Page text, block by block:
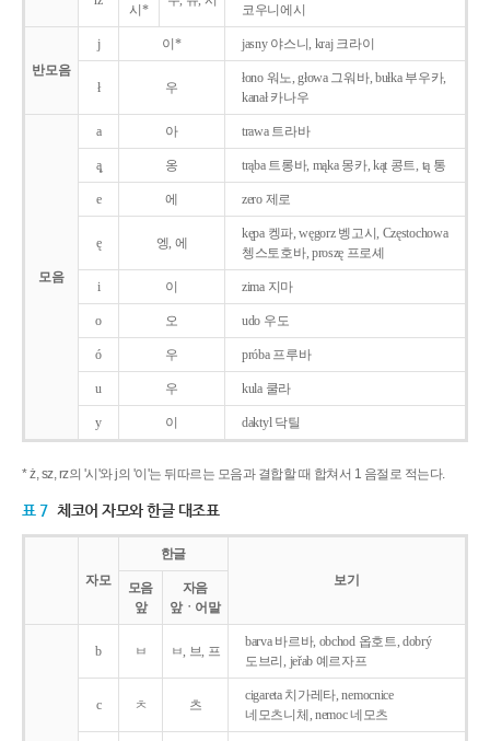
시*
코우니에시
반모음
j 이* jasny 야스니, kraj 크라이
ł 우
łono 워노, głowa 그워바, bułka 부우카,
kanał 카나우
모음
a 아 trawa 트라바
ą̨ 옹 trąba 트롱바, mąka 몽카, kąt 콩트, tą 통
e 에 zero 제로
ę 엥, 에
kępa 켕파, węgorz 벵고시, Częstochowa
쳉스토호바, proszę 프로셰
i 이 zima 지마
o 오 udo 우도
ó 우 próba 프루바
u 우 kula 쿨라
y 이 daktyl 닥틸
* ż, sz, rz의 '시'와 j의 '이'는 뒤따르는 모음과 결합할 때 합쳐서 1 음절로 적는다.
표 7 체코어 자모와 한글 대조표
자모
한글
보기
모음
앞
자음
앞ㆍ어말
b ㅂ ㅂ, 브, 프
barva 바르바, obchod 옵호트, dobrý
도브리, jeřab 예르자프
c ㅊ 츠
cigareta 치가레타, nemocnice
네모츠니체, nemoc 네모츠